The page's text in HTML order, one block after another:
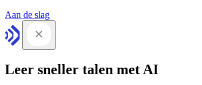
Aan de slag
Leer sneller talen met AI